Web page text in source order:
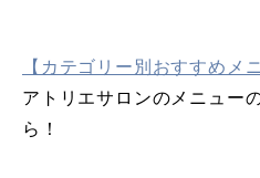
【カテゴリー別おすすめメ
アトリエサロンのメニュー
ら！